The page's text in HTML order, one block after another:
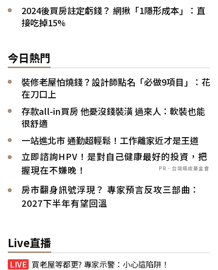
2024後買房註定虧錢？ 網揪「1隱形成本」：直
接吃掉15%
今日熱門
裝修老屋怕燒錢？設計師點名「必做9項目」：花
在刀口上
存款all-in買房 他憂沒錢裝潢 過來人：軟裝也能
很舒適
一站進北市 通勤超輕鬆！工作離家近才是王道
立即諮詢HPV！是對自己健康最好的投資，把
握現在不嫌晚！
PR．台灣癌症基金會
房市翻身訊號浮現？ 專家預言反攻三部曲：
2027下半年有望回溫
Live直播
買老屋等都更? 專家示警：小心這陷阱！